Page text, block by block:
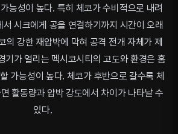
능성이 높다. 특히 체코가 수비적으로 내려
시크에게 공을 연결하기까지 시간이 오래
의 강한 재압박에 막혀 공격 전개 자체가 제
기가 열리는 멕시코시티의 고도와 환경은 홈
가능성이 높다. 체코가 후반으로 갈수록 체
활동량과 압박 강도에서 차이가 나타날 수
있다.